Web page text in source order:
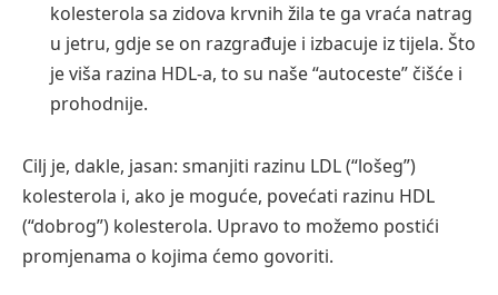
kolesterola sa zidova krvnih žila te ga vraća natrag
u jetru, gdje se on razgrađuje i izbacuje iz tijela. Što
je viša razina HDL-a, to su naše “autoceste” čišće i
prohodnije.
Cilj je, dakle, jasan: smanjiti razinu LDL (“lošeg”)
kolesterola i, ako je moguće, povećati razinu HDL
(“dobrog”) kolesterola. Upravo to možemo postići
promjenama o kojima ćemo govoriti.